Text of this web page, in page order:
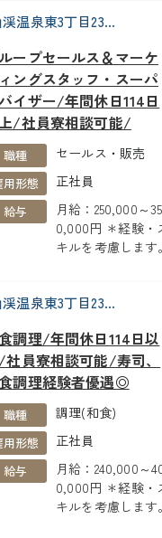
温泉東3丁目23…
ープセールス＆マーケ
ングスタッフ・スーパ
イザー/年間休日114日
/社員寮相談可能/
職種 セールス・販売
用形態 正社員
給与
月給：250,000～35
0,000円 ＊経験・
キルを考慮します。
温泉東3丁目23…
調理/年間休日114日以
員寮相談可能/寿司、
調理経験者優遇◎
職種 調理(和食)
用形態 正社員
給与
月給：240,000～
0,000円 ＊経験・
キルを考慮します。